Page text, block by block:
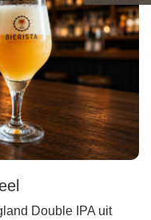
Double IPA uit